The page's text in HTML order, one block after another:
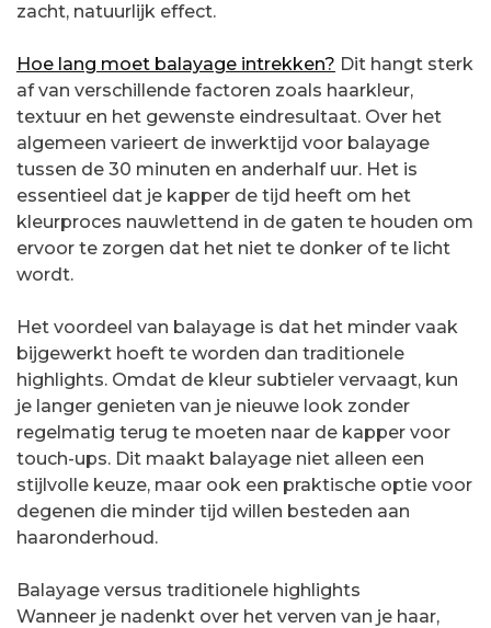
zacht, natuurlijk effect.
Hoe lang moet balayage intrekken? Dit hangt sterk
af van verschillende factoren zoals haarkleur,
textuur en het gewenste eindresultaat. Over het
algemeen varieert de inwerktijd voor balayage
tussen de 30 minuten en anderhalf uur. Het is
essentieel dat je kapper de tijd heeft om het
kleurproces nauwlettend in de gaten te houden om
ervoor te zorgen dat het niet te donker of te licht
wordt.
Het voordeel van balayage is dat het minder vaak
bijgewerkt hoeft te worden dan traditionele
highlights. Omdat de kleur subtieler vervaagt, kun
je langer genieten van je nieuwe look zonder
regelmatig terug te moeten naar de kapper voor
touch-ups. Dit maakt balayage niet alleen een
stijlvolle keuze, maar ook een praktische optie voor
degenen die minder tijd willen besteden aan
haaronderhoud.
Balayage versus traditionele highlights
Wanneer je nadenkt over het verven van je haar,